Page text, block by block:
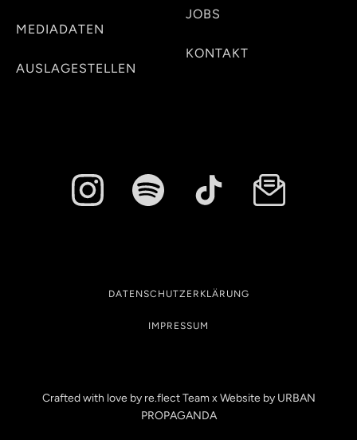
MEDIADATEN
AUSLAGESTELLEN
JOBS
KONTAKT
DATENSCHUTZERKLÄRUNG
IMPRESSUM
Crafted with love by re.flect Team x Website by URBAN
PROPAGANDA